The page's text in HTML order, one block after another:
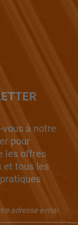
vous à notre
pour
les offres
et tous les